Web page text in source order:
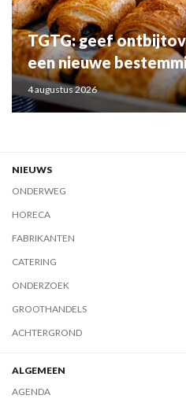
TGTG: geef
een nieuwe
4 augustus 2026
NIEUWS
ONDERWEG
HORECA
FABRIKANTEN
CATERING
ONDERZOEK
GROOTHANDELS
ACHTERGROND
ALGEMEEN
AGENDA